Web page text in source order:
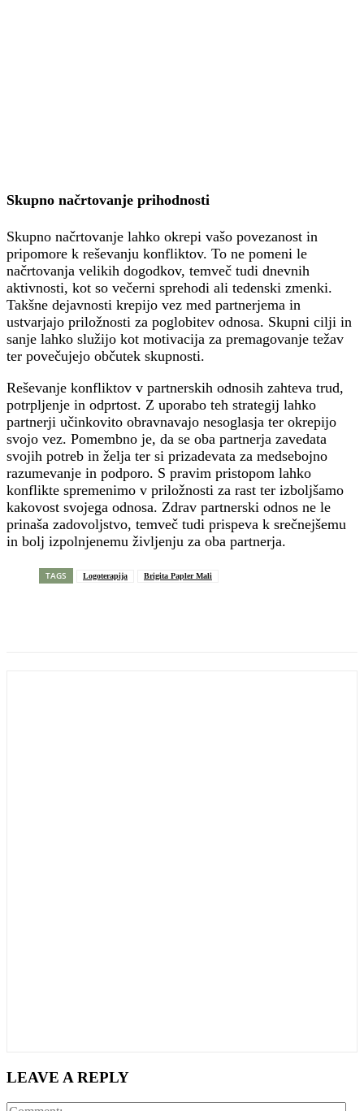
Skupno načrtovanje prihodnosti
Skupno načrtovanje lahko okrepi vašo povezanost in
pripomore k reševanju konfliktov. To ne pomeni le
načrtovanja velikih dogodkov, temveč tudi dnevnih
aktivnosti, kot so večerni sprehodi ali tedenski zmenki.
Takšne dejavnosti krepijo vez med partnerjema in
ustvarjajo priložnosti za poglobitev odnosa. Skupni cilji in
sanje lahko služijo kot motivacija za premagovanje težav
ter povečujejo občutek skupnosti.
Reševanje konfliktov v partnerskih odnosih zahteva trud,
potrpljenje in odprtost. Z uporabo teh strategij lahko
partnerji učinkovito obravnavajo nesoglasja ter okrepijo
svojo vez. Pomembno je, da se oba partnerja zavedata
svojih potreb in želja ter si prizadevata za medsebojno
razumevanje in podporo. S pravim pristopom lahko
konflikte spremenimo v priložnosti za rast ter izboljšamo
kakovost svojega odnosa. Zdrav partnerski odnos ne le
prinaša zadovoljstvo, temveč tudi prispeva k srečnejšemu
in bolj izpolnjenemu življenju za oba partnerja.
TAGS Logoterapija Brigita Papler Mali
LEAVE A REPLY